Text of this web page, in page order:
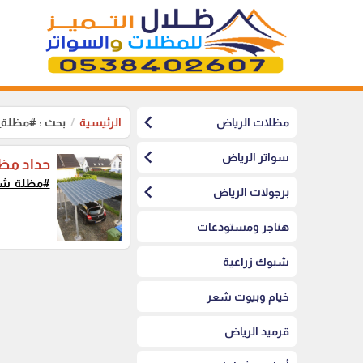
مظلات الرياض chevron_left
سواتر الرياض chevron_left
برجولات الرياض chevron_left
هناجر ومستودعات
شبوك زراعية
خيام وبيوت شعر
قرميد الرياض
الرئيسية بحث :
حداد